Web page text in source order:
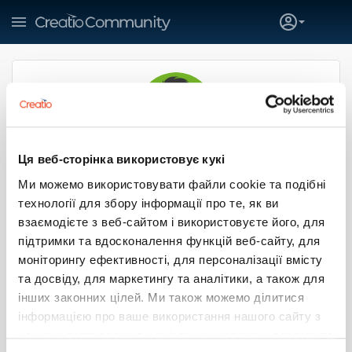
Ця веб-сторінка використовує кукі
Ми можемо використовувати файли cookie та подібні
технології для збору інформації про те, як ви
взаємодієте з веб-сайтом і використовуєте його, для
підтримки та вдосконалення функцій веб-сайту, для
моніторингу ефективності, для персоналізації вмісту
та досвіду, для маркетингу та аналітики, а також для
інших законних цілей. Ми також можемо ділитися
інформацією про ваше використання нашого сайту з
Anas Masa'deh
doumind
Jordan Amman
SUBSCRIBE
0 0 0 0